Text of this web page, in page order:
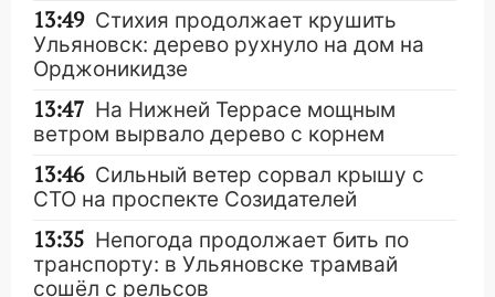
13:49 Стихия продолжает крушить
Ульяновск: дерево рухнуло на дом на
Орджоникидзе
13:47 На Нижней Террасе мощным
ветром вырвало дерево с корнем
13:46 Сильный ветер сорвал крышу с
СТО на проспекте Созидателей
13:35 Непогода продолжает бить по
транспорту: в Ульяновске трамвай
сошёл с рельсов